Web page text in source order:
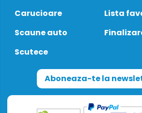
Carucioare
Scaune auto
Scutece
Lista
Aboneaza-te la